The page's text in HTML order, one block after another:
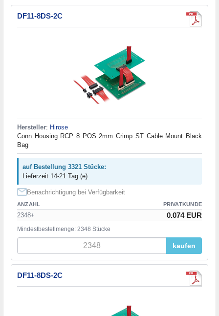
DF11-8DS-2C
Hersteller: Hirose
Conn Housing RCP 8 POS 2mm Crimp ST Cable Mount Black
Bag
auf Bestellung 3321 Stücke:
Lieferzeit 14-21 Tag (e)
Benachrichtigung bei Verfügbarkeit
ANZAHL PRIVATKUNDE
2348+ 0.074 EUR
Mindestbestellmenge: 2348 Stücke
kaufen
DF11-8DS-2C